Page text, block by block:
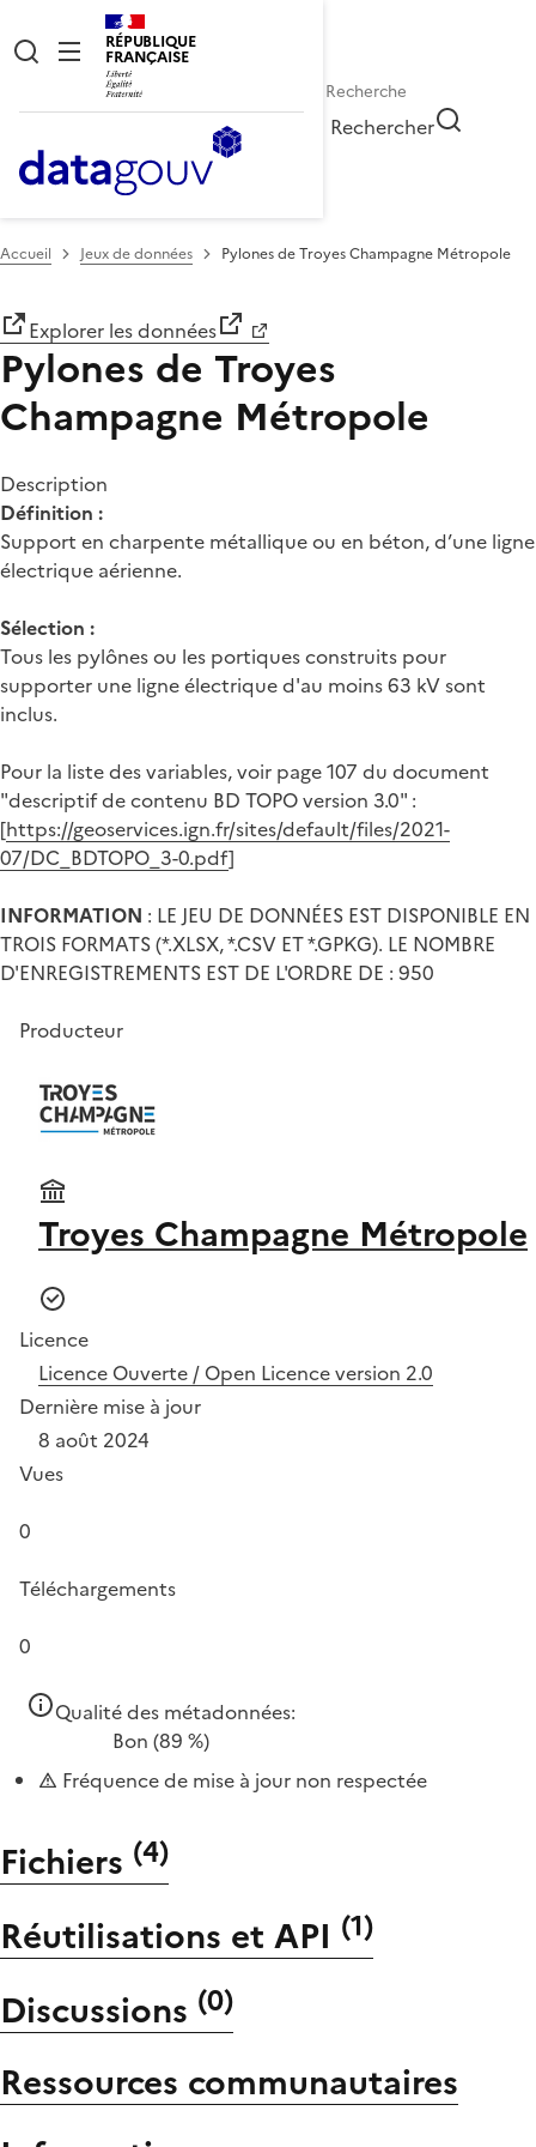
RÉPUBLIQUE
FRANÇAISE
Rechercher
Accueil Jeux de données Pylones de Troyes Champagne Métropole
Explorer les données
Pylones de Troyes
Champagne Métropole
Description
Définition :
Support en charpente métallique ou en béton, d’une ligne
électrique aérienne.
Sélection :
Tous les pylônes ou les portiques construits pour
supporter une ligne électrique d'au moins 63 kV sont
inclus.
Pour la liste des variables, voir page 107 du document
"descriptif de contenu BD TOPO version 3.0" :
[https://geoservices.ign.fr/sites/default/files/2021-
07/DC_BDTOPO_3-0.pdf]
INFORMATION : LE JEU DE DONNÉES EST DISPONIBLE EN
TROIS FORMATS (*.XLSX, *.CSV ET *.GPKG). LE NOMBRE
D'ENREGISTREMENTS EST DE L'ORDRE DE : 950
Producteur
Troyes Champagne Métropole
Licence
Licence Ouverte / Open Licence version 2.0
Dernière mise à jour
8 août 2024
Vues
0
Téléchargements
0
Qualité des métadonnées:
Bon (89 %)
Fréquence de mise à jour non respectée
Fichiers (4)
Réutilisations et API (1)
Discussions (0)
Ressources communautaires